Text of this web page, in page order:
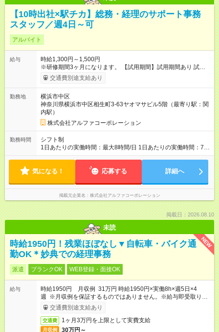
【10時出社×駅チカ】総務・経理のサポート事務
スタッフ／週4日～可
アルバイト
給与
時給1,300円～1,500円
※研修期間3ヶ月になります。 【試用期間】試用期間あり 試用期
間の長さ：3ヶ月 雇用形態、給与は本採用時と同じです。
交通費別途支給あり
勤務地
横浜市中区
神奈川県横浜市中区相生町3-63ヤオマサビル5階（最寄り駅：関
内駅）
株式会社アルファコーポレーション
勤務時間
シフト制
1日あたりの実働時間：最大8時間/日 1日あたりの実働時間：7～
8時間 シフト例 ・10時00分～19時00分 ・10時00分～18時00分
気になる！ 応募する 詳細へ
掲載元企業名 株式会社アルファコーポレーション
掲載日：2026.08.10
未読
NEW
時給1950円！残業ほぼなし▼自転車・バイク通
勤OK＊妙典での経理事務
派遣 ブランクOK WEB登録・面接OK
給与
時給1950円 月収例 31万円 時給1950円×実働8h×週5日×4
週 ※月収例を保証するものではありません。※給与即受取りサ
ービス利用可（利用条件有）
交通費別途支給あり
交通費 1ヶ月3万円を上限として実費支給
月収例 30万円～